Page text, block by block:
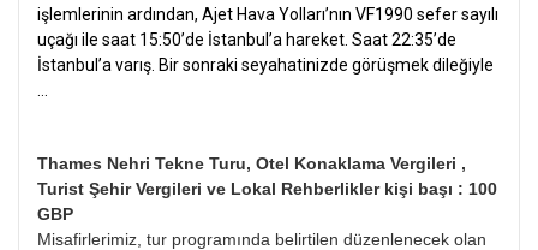
işlemlerinin ardından, Ajet Hava Yolları’nın VF1990 sefer sayılı
uçağı ile saat 15:50’de İstanbul’a hareket. Saat 22:35’de
İstanbul’a varış. Bir sonraki seyahatinizde görüşmek dileğiyle
Thames Nehri Tekne Turu, Otel Konaklama Vergileri ,
Turist Şehir Vergileri ve Lokal Rehberlikler kişi başı : 100
GBP
Misafirlerimiz, tur programında belirtilen düzenlenecek olan